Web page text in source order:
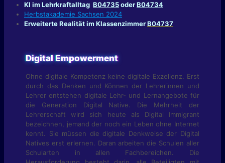
KI im Lehrkraftalltag B04735oderB04734
Herbstakademie Sachsen 2024
Erweiterte Realität im KlassenzimmerB04737
Digital Empowerment
Ohne digitale Kompetenz keine digitale Exzellenz. Erst
durch das Denken und Können der Lehrerinnen und
Lehrer entstehen digitale Lehr- und Lernangebote für
die Generation Digital Native. Die Mehrheit der
Lehrerschaft wird sich heute als Digital Immigrant
bezeichnen, jemand der noch ein Leben ohne Internet
kennt. Sie müssen die digitale Denkweise der Digital
Natives erst erlernen. Daran arbeiten die Schulen aller
Schularten in allen Fachbereichen. Die